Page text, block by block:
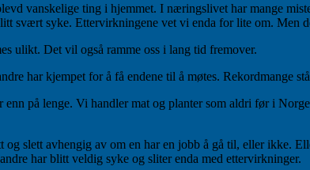
vanskelige ting i hjemmet. I næringslivet har mange
svært syke. Ettervirkningene vet vi enda for lite om. Men
ulikt. Det vil også ramme oss i lang tid fremover.
har kjempet for å få endene til å møtes. Rekordmange
på lenge. Vi handler mat og planter som aldri før i
slett avhengig av om en har en jobb å gå til, eller ikke.
har blitt veldig syke og sliter enda med ettervirkninger.